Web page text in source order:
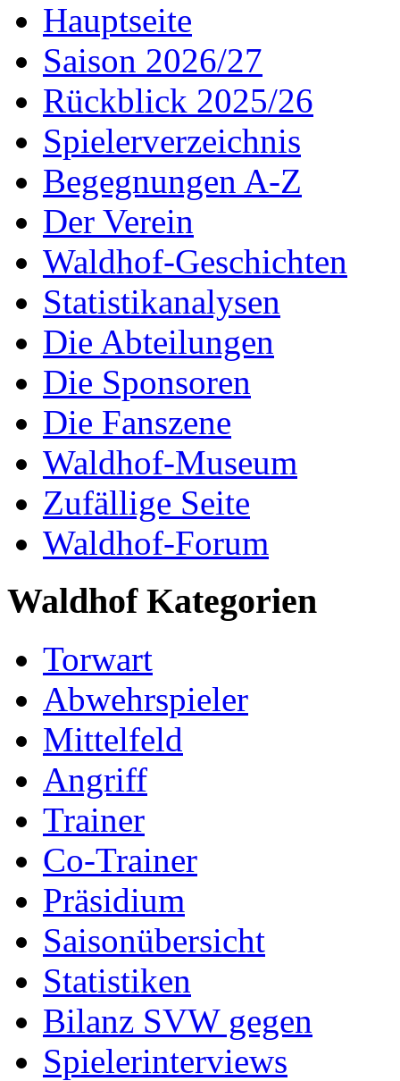
Hauptseite
Saison 2026/27
Rückblick 2025/26
Spielerverzeichnis
Begegnungen A-Z
Der Verein
Waldhof-Geschichten
Statistikanalysen
Die Abteilungen
Die Sponsoren
Die Fanszene
Waldhof-Museum
Zufällige Seite
Waldhof-Forum
Waldhof Kategorien
Torwart
Abwehrspieler
Mittelfeld
Angriff
Trainer
Co-Trainer
Präsidium
Saisonübersicht
Statistiken
Bilanz SVW gegen
Spielerinterviews